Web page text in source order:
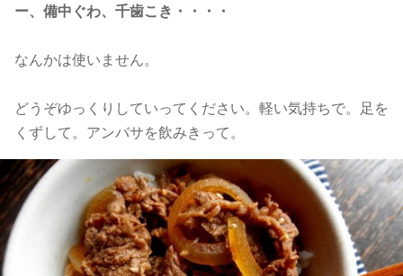
ー、備中ぐわ、千歯こき・・・・
なんかは使いません。
どうぞゆっくりしていってください。軽い気持ちで。足を
くずして。アンバサを飲みきって。